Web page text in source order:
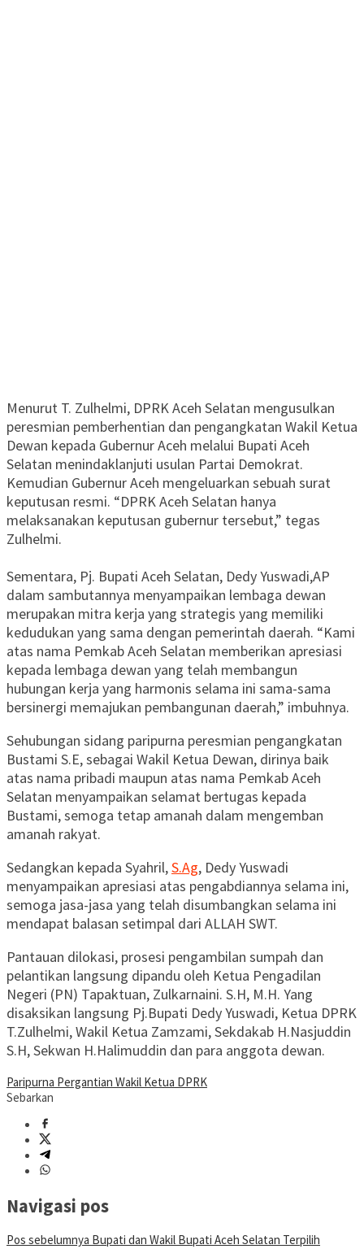
Menurut T. Zulhelmi, DPRK Aceh Selatan mengusulkan
peresmian pemberhentian dan pengangkatan Wakil Ketua
Dewan kepada Gubernur Aceh melalui Bupati Aceh
Selatan menindaklanjuti usulan Partai Demokrat.
Kemudian Gubernur Aceh mengeluarkan sebuah surat
keputusan resmi. “DPRK Aceh Selatan hanya
melaksanakan keputusan gubernur tersebut,” tegas
Zulhelmi.
Sementara, Pj. Bupati Aceh Selatan, Dedy Yuswadi,AP
dalam sambutannya menyampaikan lembaga dewan
merupakan mitra kerja yang strategis yang memiliki
kedudukan yang sama dengan pemerintah daerah. “Kami
atas nama Pemkab Aceh Selatan memberikan apresiasi
kepada lembaga dewan yang telah membangun
hubungan kerja yang harmonis selama ini sama-sama
bersinergi memajukan pembangunan daerah,” imbuhnya. ‎
Sehubungan sidang paripurna peresmian pengangkatan
Bustami S.E, sebagai Wakil Ketua Dewan, dirinya baik
atas nama pribadi maupun atas nama Pemkab Aceh
Selatan menyampaikan selamat bertugas kepada
Bustami, semoga tetap amanah dalam mengemban
amanah rakyat.
‎Sedangkan kepada Syahril,S.Ag, Dedy Yuswadi
menyampaikan apresiasi atas pengabdiannya selama ini,
semoga jasa-jasa yang telah disumbangkan selama ini
mendapat balasan setimpal dari ALLAH SWT.
Pantauan dilokasi, prosesi pengambilan sumpah dan
pelantikan langsung dipandu oleh Ketua Pengadilan
Negeri (PN) Tapaktuan, Zulkarnaini. S.H, M.H. Yang
disaksikan langsung Pj.Bupati Dedy Yuswadi, Ketua DPRK
T.Zulhelmi, Wakil Ketua Zamzami, Sekdakab H.Nasjuddin
S.H, Sekwan H.Halimuddin dan para anggota dewan.
Paripurna Pergantian Wakil Ketua DPRK
Sebarkan
Navigasi pos
Pos sebelumnya Bupati dan Wakil Bupati Aceh Selatan Terpilih